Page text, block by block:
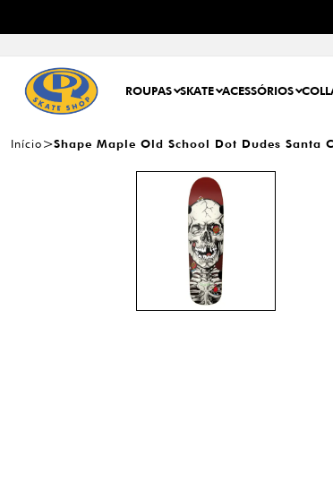
ROUPAS SKATE ACESSÓRIOS
Início Shape Maple Old School Dot Dudes Santa